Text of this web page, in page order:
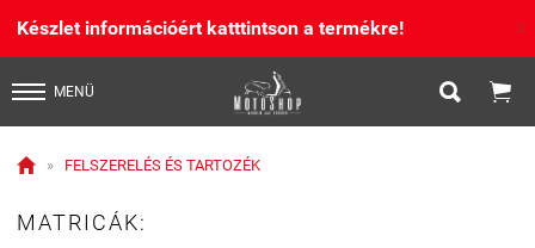
Készlet információért katttintson a termékre! X
MENÜ  
 » FELSZERELÉS ÉS TARTOZÉK
MATRICÁK: